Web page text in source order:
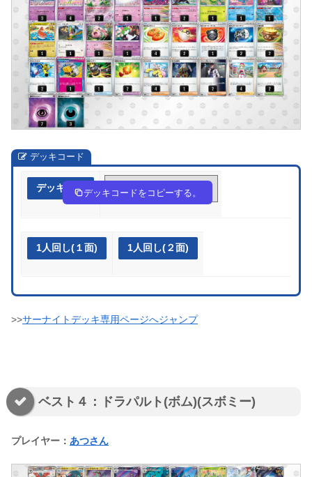
デッキコード
デッキ作成 k55kFF-zhmPpP-kFVvfv
デッキコードをコピーする。
1人回し(１面) 1人回し(２面)
>>サーナイトデッキ専用ページへジャンプ
ベスト４：ドラパルト(ボム)(スボミー)
プレイヤー： あつさん